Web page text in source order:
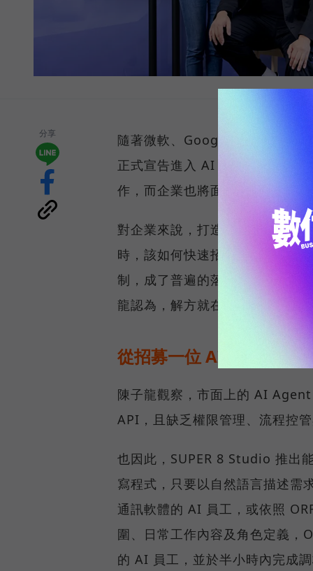
分享
隨著微軟、Google、AWS 等巨
正式宣告進入 AI 代理人時代。
作，而企業也將面臨新的挑戰—
對企業來說，打造一隻 AI
時，該如何快速招募、有效管理
制，成了普遍的落地痛點。對此
龍認為，解方就在於一套兼顧開
從招募一位 AI 員工，到
陳子龍觀察，市面上的 AI
API，且缺乏權限管理、流程控
也因此，SUPER 8 Studio 推出
寫程式，只要以自然語言描述需
通訊軟體的 AI 員工，或依照
圍、日常工作內容及角色定義，
的 AI 員工，並於半小時內完成